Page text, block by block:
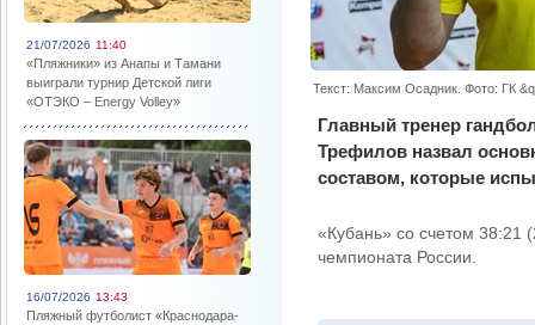
21/07/2026 11:40
«Пляжники» из Анапы и Тамани
выиграли турнир Детской лиги
«ОТЭКО – Energy Volley»
16/07/2026 13:43
Пляжный футболист «Краснодара-
Текст: Максим Осадник. Фото: ГК
Главный тренер
Трефилов назвал
составом, которые
«Кубань» со счетом 38:21
чемпионата России.